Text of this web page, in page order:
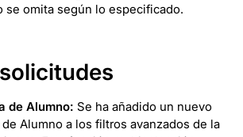
se omita según lo especificado.
de Alumno: Se ha añadido un nuevo
Alumno a los filtros avanzados de la